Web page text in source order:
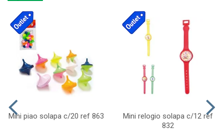
Mini piao solapa c/20 ref 863
Mini relogio solapa c/12 ref
832